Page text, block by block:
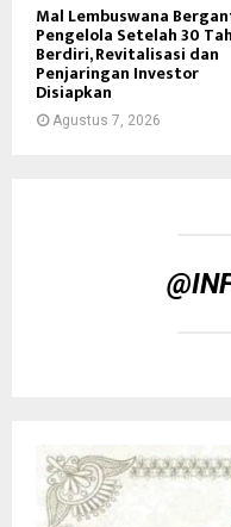
Mal Lembuswana
Pengelola Setelah 30
Berdiri, Revitalisasi dan
Penjaringan Investor
Disiapkan
Agustus 7, 2026